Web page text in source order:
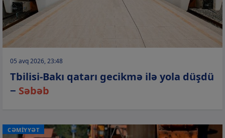
05 avq 2026, 23:48
Tbilisi-Bakı qatarı gecikmə ilə yola düşdü
− Səbəb
CƏMİYYƏT